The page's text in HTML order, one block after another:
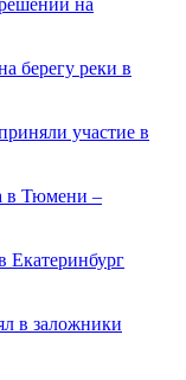
на
берегу реки в
участие в
в Тюмени –
Екатеринбург
в заложники